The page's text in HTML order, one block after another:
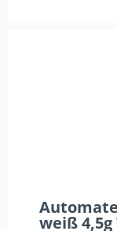
weiß